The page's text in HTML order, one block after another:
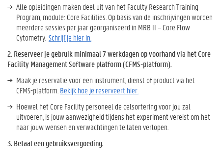
Alle opleidingen maken deel uit van het Faculty Research Training
Program, module: Core Facilities. Op basis van de inschrijvingen worden
meerdere sessies per jaar georganiseerd in MRB II – Core Flow
Cytometry. Schrijf je hier in.
2. Reserveer je gebruik minimaal 7 werkdagen op voorhand via het Core
Facility Management Software platform (CFMS-platform).
Maak je reservatie voor een instrument, dienst of product via het
CFMS-platform. Bekijk hoe je reserveert hier.
Hoewel het Core Facility personeel de celsortering voor jou zal
uitvoeren, is jouw aanwezigheid tijdens het experiment vereist om het
naar jouw wensen en verwachtingen te laten verlopen.
3. Betaal een gebruiksvergoeding.